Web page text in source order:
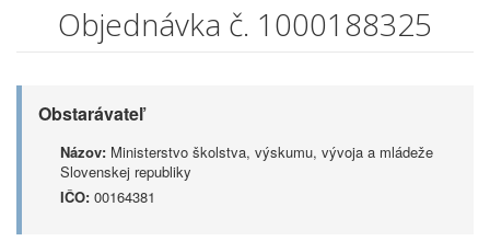
Objednávka č. 1000188325
Obstarávateľ
Názov: Ministerstvo školstva, výskumu, vývoja a mládeže
Slovenskej republiky
IČO: 00164381